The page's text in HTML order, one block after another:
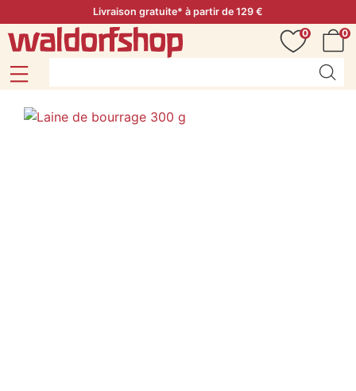
Livraison gratuite* à partir de 129 €
0
0